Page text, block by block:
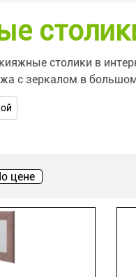
столики в
с зеркалом в
цене